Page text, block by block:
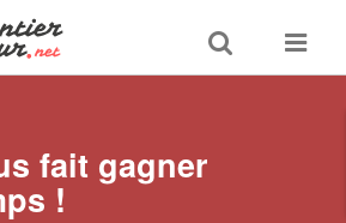
Toggle
search
Toggle
fait gagner
!